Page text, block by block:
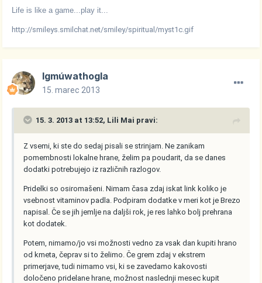
Life is like a game...play it...
http://smileys.smilchat.net/smiley/spiritual/myst1c.gif
Igmúwathogla
15. marec 2013
15. 3. 2013 at 13:52, Lili Mai pravi:
Z vsemi, ki ste do sedaj pisali se strinjam. Ne zanikam
pomembnosti lokalne hrane, želim pa poudarit, da se danes
dodatki potrebujejo iz različnih razlogov.
Pridelki so osiromašeni. Nimam časa zdaj iskat link koliko je
vsebnost vitaminov padla. Podpiram dodatke v meri kot je Brezo
napisal. Če se jih jemlje na daljši rok, je res lahko bolj prehrana
kot dodatek.
Potem, nimamo/jo vsi možnosti vedno za vsak dan kupiti hrano
od kmeta, čeprav si to želimo. Če grem zdaj v ekstrem
primerjave, tudi nimamo vsi, ki se zavedamo kakovosti
določeno pridelane hrane, možnost naslednji mesec kupit